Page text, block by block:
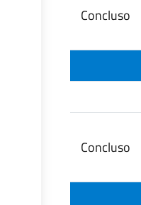
Concluso
Concluso